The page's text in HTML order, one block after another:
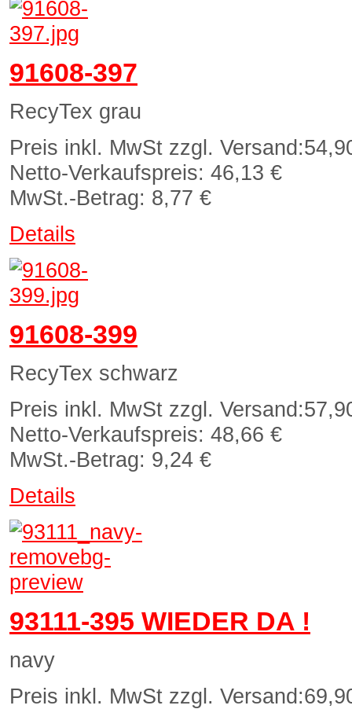
91608-397
RecyTex grau
Preis inkl. MwSt zzgl. Versand:
Netto-Verkaufspreis: 46,13 €
MwSt.-Betrag: 8,77 €
Details
91608-399
RecyTex schwarz
Preis inkl. MwSt zzgl. Versand:
Netto-Verkaufspreis: 48,66 €
MwSt.-Betrag: 9,24 €
Details
93111-395 WIEDER DA !
navy
Preis inkl. MwSt zzgl. Versand: